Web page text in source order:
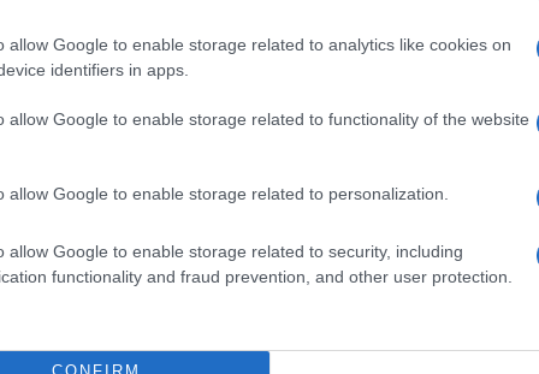
allow Google to enable storage related to analytics like cookies on
identifiers in apps.
allow Google to enable storage related to functionality of the website
allow Google to enable storage related to personalization.
allow Google to enable storage related to security, including
functionality and fraud prevention, and other user protection.
μια διαδικτυακή εκδήλωση, ανοικτή
μετακινήσεις του σήμερα και του αύριο. Από τις 15-26
την εμπορική του πορεία στη χώρα